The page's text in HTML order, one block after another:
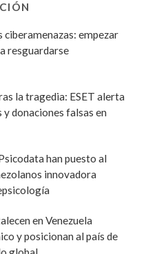
ciberamenazas: empezar
resguardarse
la tragedia: ESET alerta
donaciones falsas en
han puesto al
innovadora
en Venezuela
y posicionan al país de